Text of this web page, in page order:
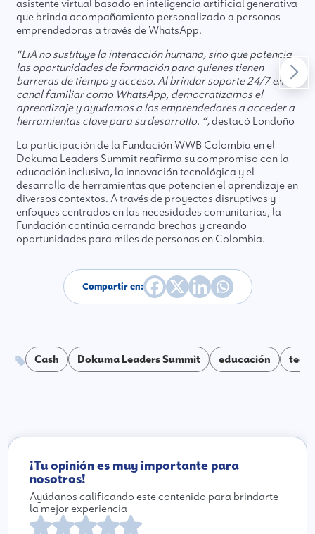
asistente virtual basado en inteligencia artificial generativa
que brinda acompañamiento personalizado a personas
emprendedoras a través de WhatsApp.
“LiA no sustituye la interacción humana, sino que potencia
las oportunidades de formación para quienes tienen
barreras de tiempo y acceso. Al brindar soporte 24/7 en un
canal familiar como WhatsApp, democratizamos el
aprendizaje y ayudamos a los emprendedores a acceder a
herramientas clave para su desarrollo. “,destacó Londoño
La participación de la Fundación WWB Colombia en el
Dokuma Leaders Summit reafirma su compromiso con la
educación inclusiva, la innovación tecnológica y el
desarrollo de herramientas que potencien el aprendizaje en
diversos contextos. A través de proyectos disruptivos y
enfoques centrados en las necesidades comunitarias, la
Fundación continúa cerrando brechas y creando
oportunidades para miles de personas en Colombia.
Compartir en:
Cash Dokuma Leaders Summit educación
¡Tu opinión es muy importante para
nosotros!
Ayúdanos calificando este contenido para brindarte
la mejor experiencia